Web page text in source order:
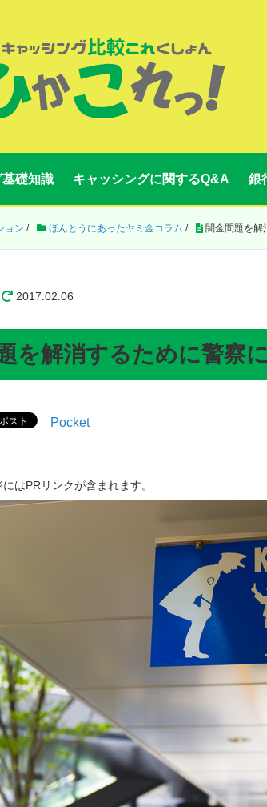
礎知識 キャッシングに関するQ&A 銀
ョン / ほんとうにあったヤミ金コラム / 闇金問題を解
2017.02.06
を解消するために警察
Pocket
はPRリンクが含まれます。